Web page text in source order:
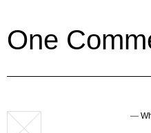
One
—